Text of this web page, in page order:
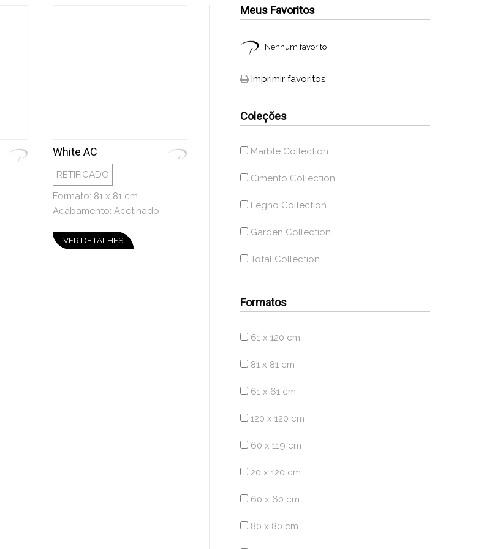
White AC
RETIFICADO
Formato: 81 x 81 cm
Acabamento: Acetinado
VER DETALHES
Meus Favoritos
Nenhum favorito
Imprimir favoritos
Coleções
Marble Collection
Cimento Collection
Legno Collection
Garden Collection
Total Collection
Formatos
61 x 120 cm
81 x 81 cm
61 x 61 cm
120 x 120 cm
60 x 119 cm
20 x 120 cm
60 x 60 cm
80 x 80 cm